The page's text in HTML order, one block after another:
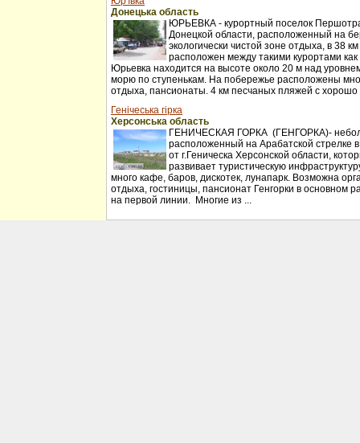
Донецька область
ЮРЬЕВКА - курортный поселок
Донецкой области, расположенный на
экологически чистой зоне отдыха, в 38
расположен между такими курортами
Юрьевка находится на высоте около 20 м над
морю по ступенькам. На побережье расположены
отдыха, пансионаты. 4 км песчаных пляжей с хорошо
Генічеська гірка
Херсонська область
ГЕНИЧЕСКАЯ ГОРКА (ГЕНГОРКА)-
расположенный на Арабатской стрелке
от г.Геническа Херсонской области,
развивает туристическую
много кафе, баров, дискотек, лунапарк. Возможна
отдыха, гостиницы, пансионат Генгорки в основном
на первой линии. Многие из ...